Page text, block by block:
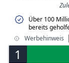
Über 100
bereits
Werbehinweis
1